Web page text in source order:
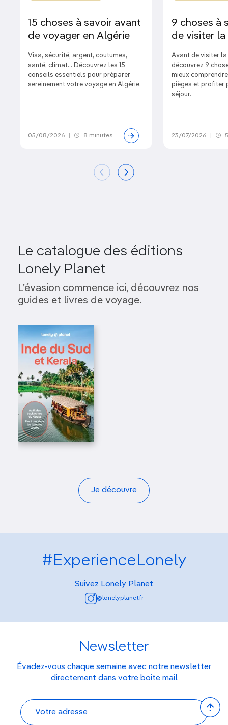
15 choses à savoir avant
de voyager en Algérie
Visa, sécurité, argent, coutumes,
santé, climat… Découvrez les 15
conseils essentiels pour préparer
sereinement votre voyage en Algérie.
05/08/2026 8 minutes
9 choses à
de visiter la
Avant de visiter la
découvrez 9
mieux
pièges et profiter
séjour.
23/07/2026
Le catalogue des éditions
Lonely Planet
L’évasion commence ici, découvrez nos
guides et livres de voyage.
Je découvre
#ExperienceLonely
Suivez Lonely Planet
@lonelyplanetfr
to
Newsletter
Évadez-vous chaque semaine avec notre newsletter
directement dans votre boite mail